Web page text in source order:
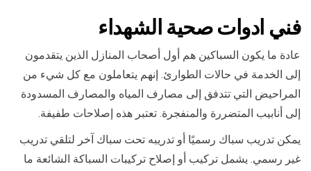
فني ادوات صحية الشهداء
عادة ما يكون السباكين هم أول أصحاب المنازل الذين يتقدمون
إلى الخدمة في حالات الطوارئ. إنهم يتعاملون مع كل شيء من
المراحيض التي تتدفق إلى مصارف المياه والمصارف المسدودة
إلى أنابيب المتضررة والمنفجرة. تعتبر هذه إصلاحات طفيفة.
يمكن تدريب سباك رسميًا أو تدريبه تحت سباك آخر لتلقي تدريب
غير رسمي. يشمل تركيب أو إصلاح تركيبات السباكة الشائعة ما